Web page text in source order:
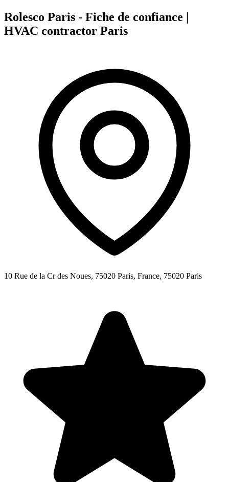
Rolesco Paris - Fiche de confiance |
HVAC contractor Paris
10 Rue de la Cr des Noues, 75020 Paris, France, 75020 Paris